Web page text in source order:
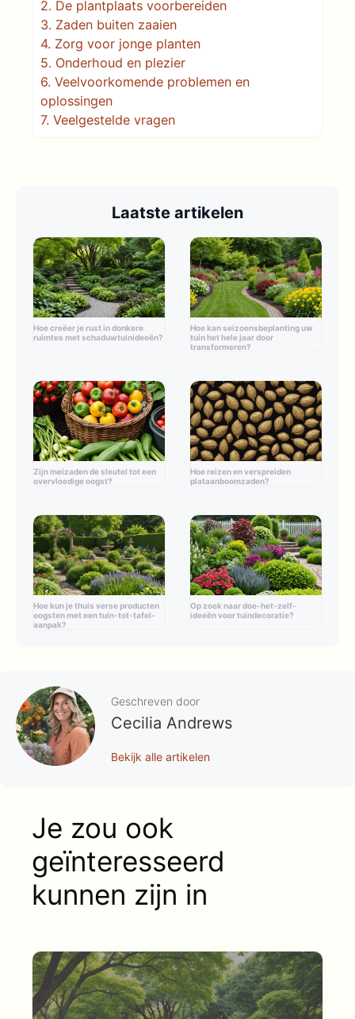
2. De plantplaats voorbereiden
3. Zaden buiten zaaien
4. Zorg voor jonge planten
5. Onderhoud en plezier
6. Veelvoorkomende problemen en
oplossingen
7. Veelgestelde vragen
Laatste artikelen
Hoe creëer je rust in donkere
ruimtes met schaduwtuinideeën?
Hoe kan seizoensbeplanting uw
tuin het hele jaar door
transformeren?
Zijn meizaden de sleutel tot een
overvloedige oogst?
Hoe reizen en verspreiden
plataanboomzaden?
Hoe kun je thuis verse producten
oogsten met een tuin-tot-tafel-
aanpak?
Op zoek naar doe-het-zelf-
ideeën voor tuindecoratie?
Geschreven door
Cecilia Andrews
Bekijk alle artikelen
Je zou ook
geïnteresseerd
kunnen zijn in